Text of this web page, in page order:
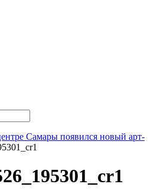
Самары появился новый арт-